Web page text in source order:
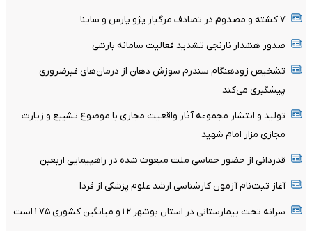
۷ کشته و مصدوم در تصادف مرگبار پژو پارس و ساینا
صدور هشدار نارنجی تشدید فعالیت سامانه بارشی
تشخیص زودهنگام سندرم سوزش دهان از درمان‌های غیرضروری
پیشگیری می‌کند
تولید و انتشار مجموعه آثار واقعیت مجازی با موضوع تشییع و زیارت
مجازی مزار امام شهید
قدردانی از حضور حماسی ملت مبعوث شده در راهپیمایی اربعین
آغاز ثبت‌نام‌ آزمون کارشناسی ارشد علوم پزشکی از فردا
سرانه تخت بیمارستانی در استان بوشهر ۱.۲ و میانگین کشوری ۱.۷۵ است